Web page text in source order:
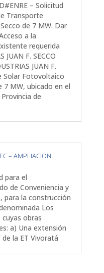
– Solicitud
Transporte
de 7 MW. Dar
a la
requerida
JUAN F. SECCO
JUAN F.
Solar Fotovoltaico
7 MW, ubicado en el
de
– AMPLIACION
para el
de Conveniencia y
para la construcción
Los
obras
a) Una extensión
la ET Vivoratá